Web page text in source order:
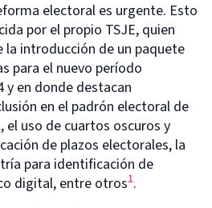
electoral es urgente. Esto
por el propio TSJE, quien
la introducción de un paquete
para el nuevo período
y en donde destacan
en el padrón electoral de
el uso de cuartos oscuros y
de plazos electorales, la
para identificación de
digital, entre otros1.